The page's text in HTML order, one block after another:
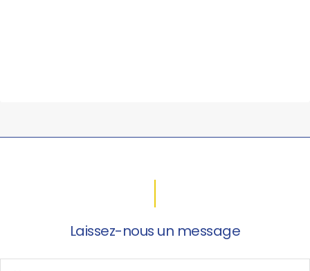
Laissez-nous un message